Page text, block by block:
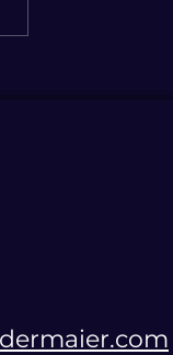
– der bittere